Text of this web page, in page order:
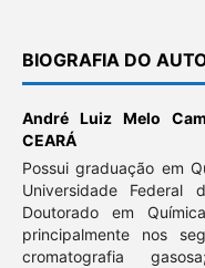
BIOGRAFIA DO
André Luiz Melo
CEARÁ
Possui graduação em
Universidade
Doutorado em
principalmente nos
cromatografia